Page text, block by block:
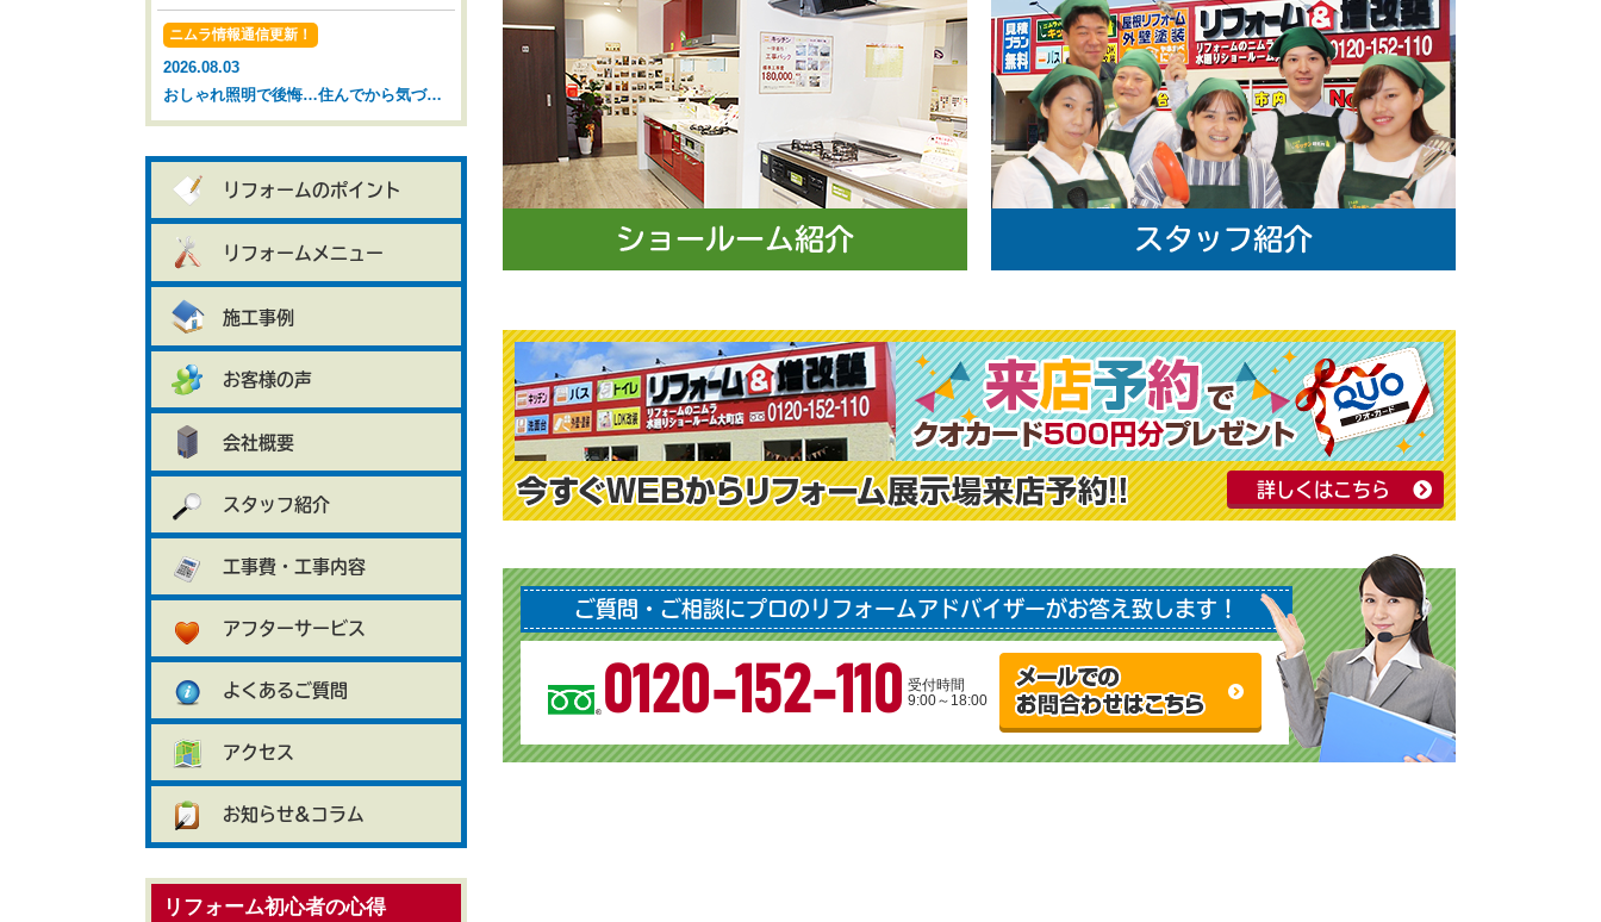
詳しくはこちら
ご質問・ご相談にプロのリフォームアドバイザーがお答え致します！
0120-152-110 受付時間
9:00～18:00
ニムラ情報通信更新！
2026.08.03
おしゃれ照明で後悔…住んでから気づいた落とし穴【広島市 安佐南区 安佐北区】
リフォームのポイント
リフォームメニュー
施工事例
お客様の声
会社概要
スタッフ紹介
工事費・工事内容
アフターサービス
よくあるご質問
アクセス
お知らせ&コラム
リフォーム初心者の心得